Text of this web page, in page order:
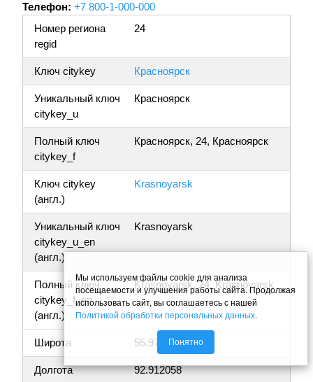
Телефон: +7 800-1-000-000
Номер региона
regid
24
Ключ citykey Красноярск
Уникальный ключ
citykey_u
Красноярск
Полный ключ
citykey_f
Красноярск, 24, Красноярск
Ключ citykey
(англ.)
Krasnoyarsk
Уникальный ключ
citykey_u_en
(англ.)
Krasnoyarsk
Полный ключ
citykey_f_en
(англ.)
Krasnoyarsk, 24, Krasnoyarsk
Широта 55.971456
Долгота 92.912058
Мы используем файлы cookie для анализа
посещаемости и улучшения работы сайта. Продолжая
использовать сайт, вы соглашаетесь с нашей
Политикой обработки персональных данных.
Понятно